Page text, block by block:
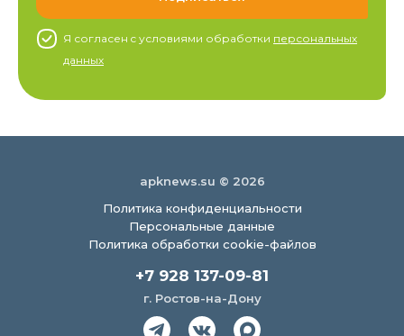
Я согласен c условиями обработки персональных
данных
apknews.su © 2026
Политика конфиденциальности
Персональные данные
Политика обработки cookie-файлов
+7 928 137-09-81
г. Ростов-на-Дону